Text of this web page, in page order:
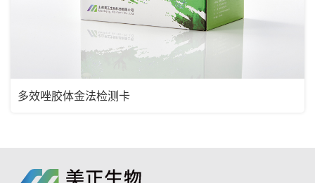
多效唑胶体金法检测卡